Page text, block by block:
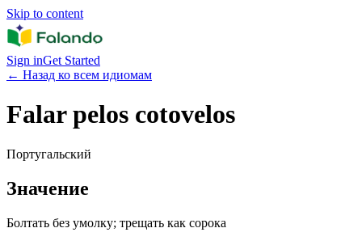
Skip to content
Sign inGet Started
← Назад ко всем идиомам
Falar pelos cotovelos
Португальский
Значение
Болтать без умолку; трещать как сорока